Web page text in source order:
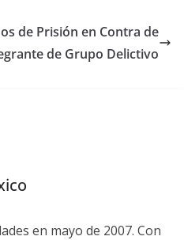
de Prisión en Contra de
de Grupo Delictivo
en mayo de 2007. Con